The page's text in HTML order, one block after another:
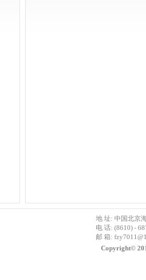
地 址: 中国北京
电 话: (8610) -
邮 箱:
Copyright©